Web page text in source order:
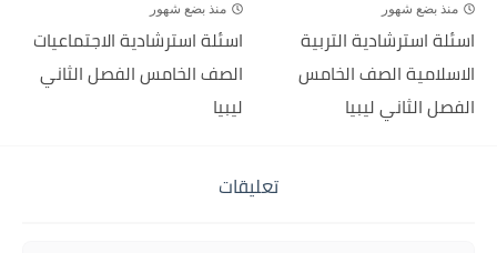
منذ بضع شهور
اسئلة استرشادية التربية
الاسلامية الصف الخامس
الفصل الثاني ليبيا
منذ بضع شهور
اسئلة استرشادية الاجتماعيات
الصف الخامس الفصل الثاني
ليبيا
تعليقات